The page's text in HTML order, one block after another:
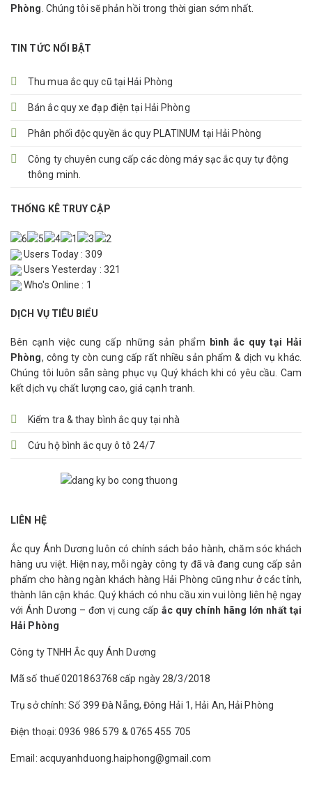
Phòng. Chúng tôi sẽ phản hồi trong thời gian sớm nhất.
TIN TỨC NỔI BẬT
Thu mua ắc quy cũ tại Hải Phòng
Bán ắc quy xe đạp điện tại Hải Phòng
Phân phối độc quyền ắc quy PLATINUM tại Hải Phòng
Công ty chuyên cung cấp các dòng máy sạc ắc quy tự động
thông minh.
THỐNG KÊ TRUY CẬP
Users Today : 309
Users Yesterday : 321
Who's Online : 1
DỊCH VỤ TIÊU BIỂU
Bên cạnh việc cung cấp những sản phẩm bình ắc quy tại Hải
Phòng, công ty còn cung cấp rất nhiều sản phẩm & dịch vụ khác.
Chúng tôi luôn sẵn sàng phục vụ Quý khách khi có yêu cầu. Cam
kết dịch vụ chất lượng cao, giá cạnh tranh.
Kiểm tra & thay bình ắc quy tại nhà
Cứu hộ bình ắc quy ô tô 24/7
LIÊN HỆ
Ắc quy Ánh Dương luôn có chính sách bảo hành, chăm sóc khách
hàng ưu việt. Hiện nay, mỗi ngày công ty đã và đang cung cấp sản
phẩm cho hàng ngàn khách hàng Hải Phòng cũng như ở các tỉnh,
thành lân cận khác. Quý khách có nhu cầu xin vui lòng liên hệ ngay
với Ánh Dương – đơn vị cung cấp ắc quy chính hãng lớn nhất tại
Hải Phòng
Công ty TNHH Ắc quy Ánh Dương
Mã số thuế 0201863768 cấp ngày 28/3/2018
Trụ sở chính: Số 399 Đà Nẵng, Đông Hải 1, Hải An, Hải Phòng
Điện thoại: 0936 986 579 & 0765 455 705
Email: acquyanhduong.haiphong@gmail.com